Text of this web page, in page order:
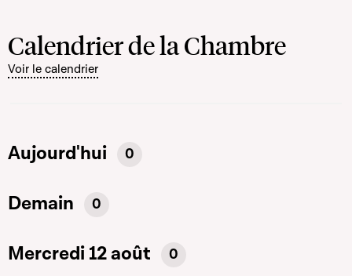
Calendrier de la Chambre
Voir le calendrier
Aujourd'hui 0
Demain 0
Mercredi 12 août 0